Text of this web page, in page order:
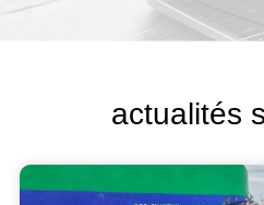
actualités